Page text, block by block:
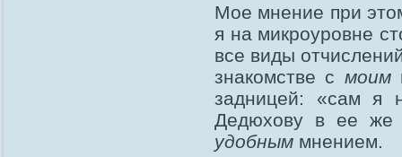
Мое мнение при
я на микроуровне
все виды
знакомстве с моим
задницей: «сам я
Дедюхову в ее же
удобным мнением.